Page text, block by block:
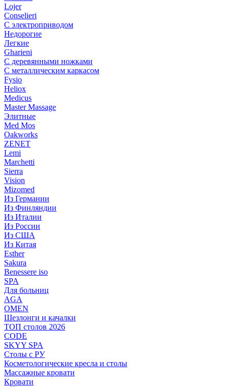
Lojer
Conselieri
С электроприводом
Недорогие
Легкие
Gharieni
С деревянными ножками
С металлическим каркасом
Fysio
Heliox
Medicus
Master Massage
Элитные
Med Mos
Oakworks
ZENET
Lemi
Marchetti
Sierra
Vision
Mizomed
Из Германии
Из Финляндии
Из Италии
Из России
Из США
Из Китая
Esther
Sakura
Benessere iso
SPA
Для больниц
AGA
OMEN
Шезлонги и качалки
ТОП столов 2026
CODE
SKYY SPA
Столы с РУ
Косметологические кресла и столы
Массажные кровати
Кровати